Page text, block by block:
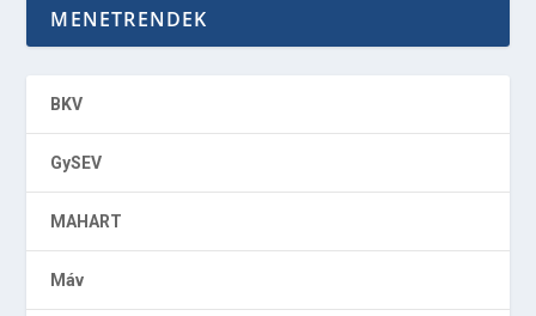
MENETRENDEK
BKV
GySEV
MAHART
Máv